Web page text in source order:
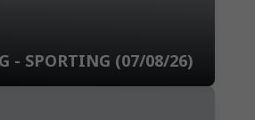
- SPORTING (07/08/26)